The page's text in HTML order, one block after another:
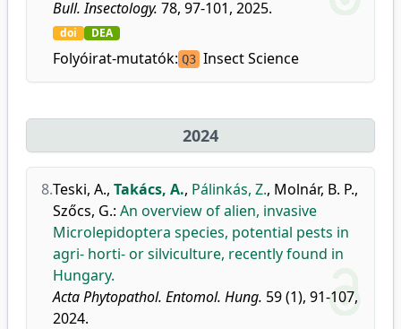
Bull. Insectology. 78, 97-101, 2025.
doi DEA
Folyóirat-mutatók: Q3 Insect Science
2024
8.Teski, A., Takács, A., Pálinkás, Z., Molnár, B. P.,
Szőcs, G.: An overview of alien, invasive
Microlepidoptera species, potential pests in
agri- horti- or silviculture, recently found in
Hungary.
Acta Phytopathol. Entomol. Hung. 59 (1), 91-107,
2024.